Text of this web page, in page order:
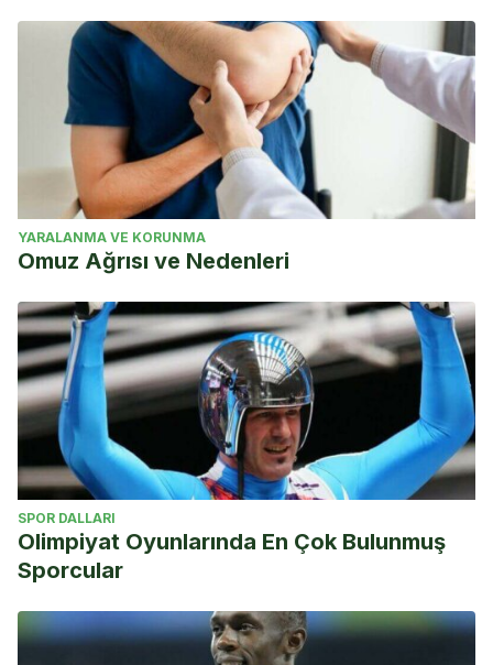
YARALANMA VE KORUNMA
Omuz Ağrısı ve Nedenleri
SPOR DALLARI
Olimpiyat Oyunlarında En Çok Bulunmuş
Sporcular